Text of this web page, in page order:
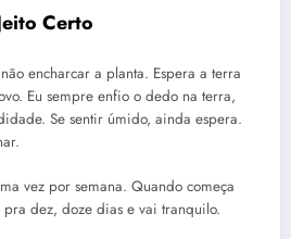
Certo
encharcar a planta. Espera a terra
Eu sempre enfio o dedo na terra,
Se sentir úmido, ainda espera.
vez por semana. Quando começa
dez, doze dias e vai tranquilo.